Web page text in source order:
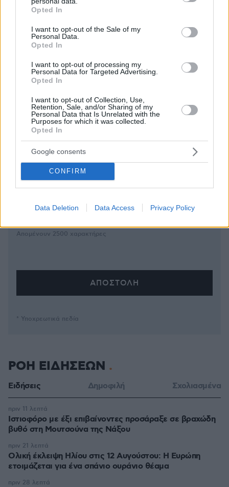
grant or deny consent to Google and its third-party tags to
use your data for below specified purposes in below Google
consent section.
Opted In
I want to opt-out of the Sale of my
Personal Data.
Opted In
I want to opt-out of processing my
Personal Data for Targeted Advertising.
Opted In
I want to opt-out of Collection, Use,
Retention, Sale, and/or Sharing of my
Personal Data that Is Unrelated with the
Purposes for which it was collected.
Opted In
Google consents
CONFIRM
Data Deletion Data Access Privacy Policy
EMAIL
ΣΧΌΛΙΟ *
Απομένουν 2500 χαρακτήρες
* Υποχρεωτικά πεδία
ΡΟΗ ΕΙΔΗΣΕΩΝ
Ειδήσεις Δημοφιλή Σχολιασμένα
Ιστιοφόρο με έξι επιβαίνοντες προσάραξε σε βραχώδη
βυθό στη Μουτσούνα της Νάξου
πριν 11 λεπτά
Ολική έκλειψη Ηλίου στις 12 Αυγούστου: Η Ευρώπη
ετοιμάζεται για ένα σπάνιο ουράνιο θέαμα
πριν 21 λεπτά
πριν 28 λεπτά